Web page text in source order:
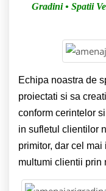
Gradini • Spatii
Echipa noastra de
proiectati si sa
conform cerintelor
in sufletul clientilor
primitor, dar cel
multumi clientii prin